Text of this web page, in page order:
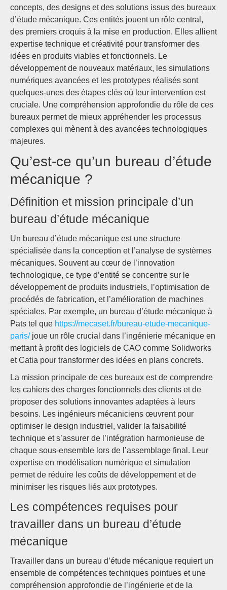
concepts, des designs et des solutions issus des bureaux
d’étude mécanique. Ces entités jouent un rôle central,
des premiers croquis à la mise en production. Elles allient
expertise technique et créativité pour transformer des
idées en produits viables et fonctionnels. Le
développement de nouveaux matériaux, les simulations
numériques avancées et les prototypes réalisés sont
quelques-unes des étapes clés où leur intervention est
cruciale. Une compréhension approfondie du rôle de ces
bureaux permet de mieux appréhender les processus
complexes qui mènent à des avancées technologiques
majeures.
Qu’est-ce qu’un bureau d’étude
mécanique ?
Définition et mission principale d’un
bureau d’étude mécanique
Un bureau d’étude mécanique est une structure
spécialisée dans la conception et l’analyse de systèmes
mécaniques. Souvent au cœur de l’innovation
technologique, ce type d’entité se concentre sur le
développement de produits industriels, l’optimisation de
procédés de fabrication, et l’amélioration de machines
spéciales. Par exemple, un bureau d’étude mécanique à
Pats tel que https://mecaset.fr/bureau-etude-mecanique-
paris/joue un rôle crucial dans l’ingénierie mécanique en
mettant à profit des logiciels de CAO comme Solidworks
et Catia pour transformer des idées en plans concrets.
La mission principale de ces bureaux est de comprendre
les cahiers des charges fonctionnels des clients et de
proposer des solutions innovantes adaptées à leurs
besoins. Les ingénieurs mécaniciens œuvrent pour
optimiser le design industriel, valider la faisabilité
technique et s’assurer de l’intégration harmonieuse de
chaque sous-ensemble lors de l’assemblage final. Leur
expertise en modélisation numérique et simulation
permet de réduire les coûts de développement et de
minimiser les risques liés aux prototypes.
Les compétences requises pour
travailler dans un bureau d’étude
mécanique
Travailler dans un bureau d’étude mécanique requiert un
ensemble de compétences techniques pointues et une
compréhension approfondie de l’ingénierie et de la